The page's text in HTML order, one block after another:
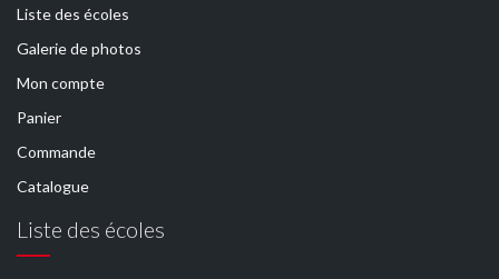
Liste des écoles
Galerie de photos
Mon compte
Panier
Commande
Catalogue
Liste des écoles